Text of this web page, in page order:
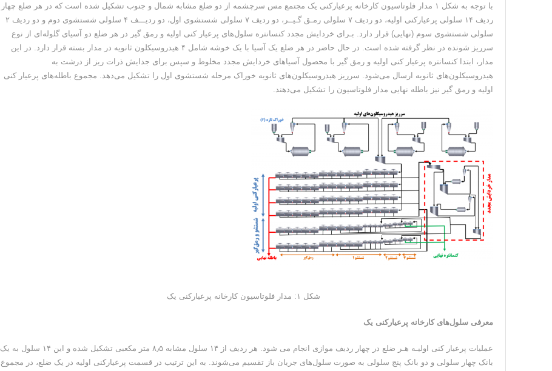
با توجه به شکل ۱ مدار فلوتاسیون کارخانه پرعیارکنی یک مجتمع مس سرچشمه از دو ضلع مشابه شمال و جنوب تشکیل شده است که در هر ضلع چهار
ردیف ۱۴ سلولی پرعیارکنی اولیه، دو ردیف ۷ سلولی رمـق گـیــر، دو ردیف ۷ سلولی شستشوی اول، دو ردیـــف ۴ سلولی شستشوی دوم و دو ردیف ۲
سلولی شستشوی سوم (نهایی) قرار دارد. بـرای خردایش مجدد کنسانتره سلول‌های پرعیار کنی اولیه و رمق گیر در هر ضلع دو آسیای گلوله‌ای از نوع
سرریز شونده در نظر گرفته شده است. در حال حاضر در هر ضلع یک آسیا با یک خوشه شامل ۴ هیدروسیکلون ثانویه در مدار بسته قرار دارد. در این
مدار، ابتدا کنسانتره پرعیار کنی اولیه و رمق گیر با محصول آسیاهای خردایش مجدد مخلوط و سپس برای جدایش ذرات ریز از درشت به
هیدروسیکلون‌های ثانویه ارسال می‌شود. سرریز هیدروسیکلون‌های ثانویه خوراک مرحله شستشوی اول را تشکیل می‌دهد. مجموع باطله‌های پرعیار کنی
اولیه و رمق گیر نیز باطله نهایی مدار فلوتاسیون را تشکیل می‌دهند.
شکل ۱: مدار فلوتاسیون کارخانه پرعیارکنی یک
معرفی سلول‌های کارخانه پرعیارکنی یک
عملیات پرعیار کنی اولیـه هـر ضلع در چهار ردیف موازی انجام می شود. هر ردیف از ۱۴ سلول مشابه ۸٫۵ متر مکعبی تشکیل شده و این ۱۴ سلول به یک
بانک چهار سلولی و دو بانک پنج سلولی به صورت سلول‌های جریان باز تقسیم می‌شوند. به این ترتیب در قسمت پرعیارکنی اولیه در یک ضلع، در مجموع